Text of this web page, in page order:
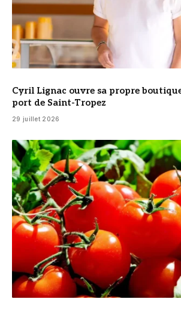
Cyril Lignac ouvre sa propre
port de Saint-Tropez
29 juillet 2026
© DR